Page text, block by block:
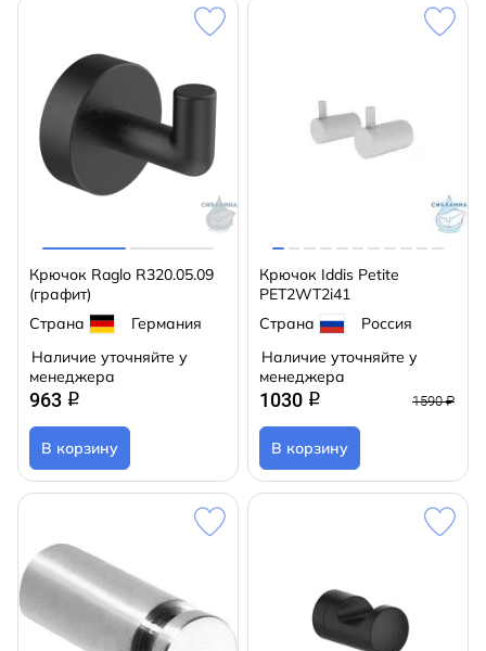
Крючок Raglo R320.05.09
(графит)
Страна
Германия
Наличие уточняйте у
менеджера
963 q
В корзину
Крючок Iddis Petite
PET2WT2i41
Страна
Россия
Наличие уточняйте у
менеджера
1030 q 1590 ₽
В корзину